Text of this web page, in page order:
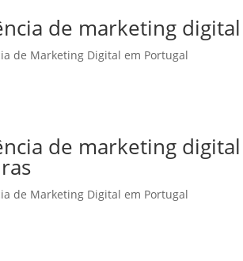
de marketing
de Marketing Digital em Portugal
de marketing
de Marketing Digital em Portugal